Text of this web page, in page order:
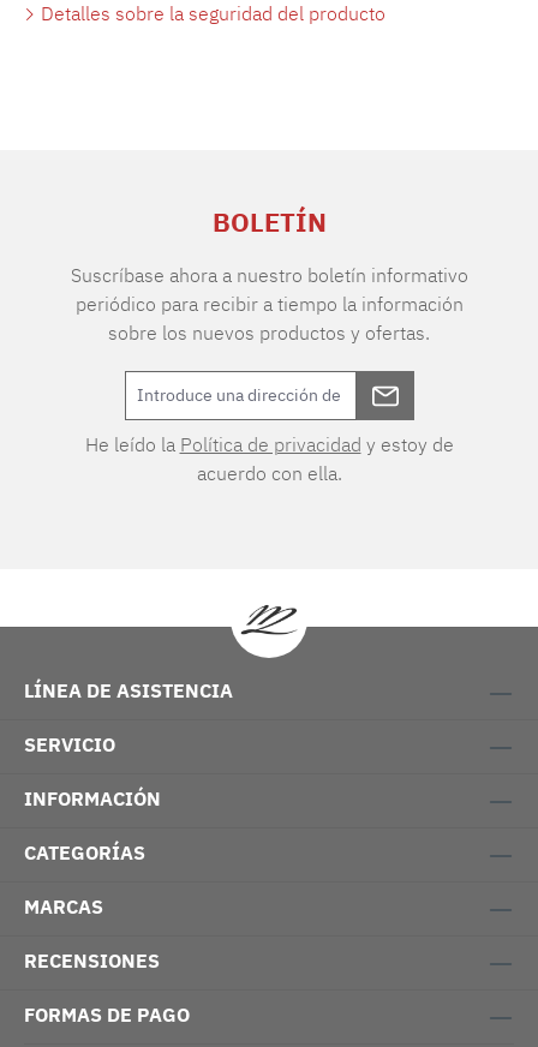
Detalles sobre la seguridad del producto
BOLETÍN
Suscríbase ahora a nuestro boletín informativo
periódico para recibir a tiempo la información
sobre los nuevos productos y ofertas.
He leído la Política de privacidad y estoy de
acuerdo con ella.
LÍNEA DE ASISTENCIA
SERVICIO
INFORMACIÓN
CATEGORÍAS
MARCAS
RECENSIONES
FORMAS DE PAGO